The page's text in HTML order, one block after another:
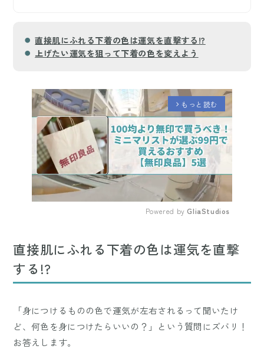
直接肌にふれる下着の色は運気を直撃する!?
上げたい運気を狙って下着の色を変えよう
arrow_forward_ios もっと読む
Powered by GliaStudios
直接肌にふれる下着の色は運気を直撃
する!?
「身につけるものの色で運気が左右されるって聞いたけ
ど、何色を身につけたらいいの？」という質問にズバリ！
お答えします。